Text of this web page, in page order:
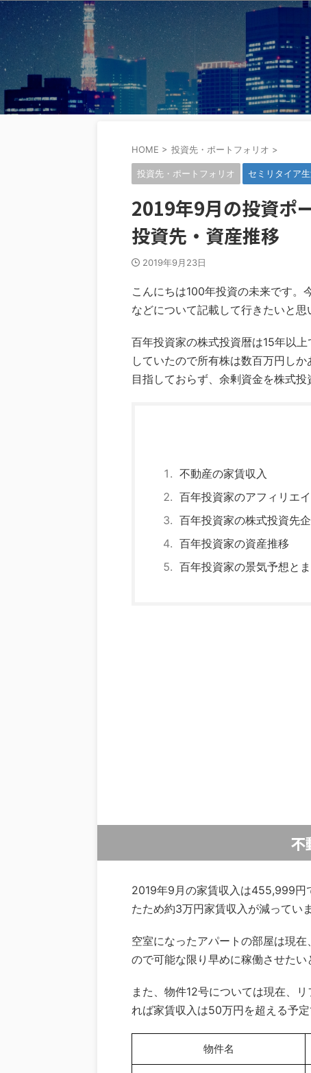
HOME > 投資先・ポートフォリオ >
投資先・ポートフォリオ セミリタイア
2019年9月の投資ポ
投資先・資産推移
2019年9月23日
こんにちは100年投資の未来です
などについて記載して行きたいと思
百年投資家の株式投資暦は15年以
していたので所有株は数百万円し
目指しておらず、余剰資金を株式投
不動産の家賃収入
百年投資家のアフィリエ
百年投資家の株式投資先
百年投資家の資産推移
百年投資家の景気予想と
不
2019年9月の家賃収入は455,999円
たため約3万円家賃収入が減っていま
空室になったアパートの部屋は現
ので可能な限り早めに稼働させたい
また、物件12号については現在、
れば家賃収入は50万円を超える予定
物件名